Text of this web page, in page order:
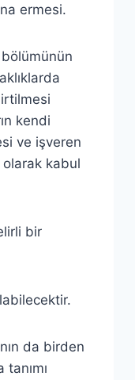
ermesi.
kendi
ve işveren
kabul
bir
da birden